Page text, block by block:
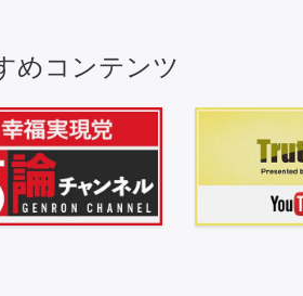
めコンテンツ